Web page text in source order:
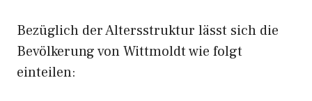
Bezüglich der Altersstruktur lässt sich die
Bevölkerung von Wittmoldt wie folgt
einteilen: